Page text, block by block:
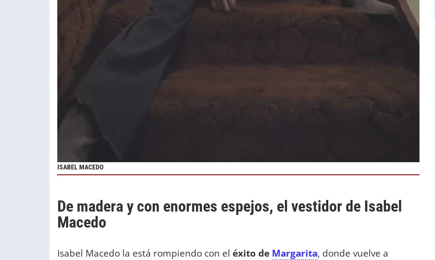
ISABEL MACEDO
De madera y con enormes espejos, el vestidor de Isabel
Macedo
Isabel Macedo la está rompiendo con el éxito de Margarita, donde vuelve a